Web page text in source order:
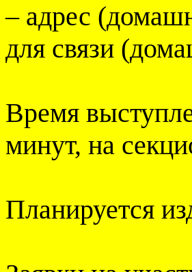
– адрес
для связи
Время
минут, на
Планируется